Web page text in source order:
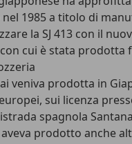
1985 a titolo di
la SJ 413 con il
con cui è stata prodotta
veniva prodotta in
sui licenza
spagnola
prodotto anche